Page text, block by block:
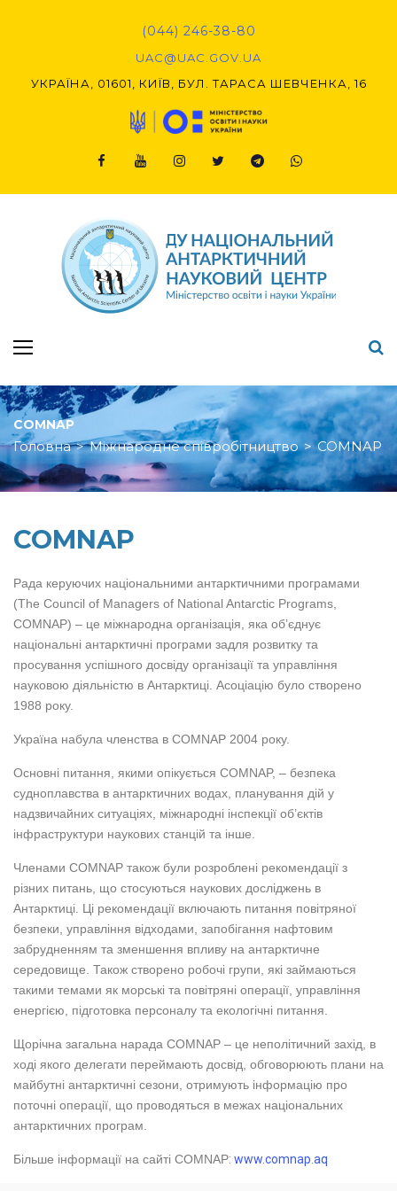
(044) 246-38-80
UAC@UAC.GOV.UA​​
УКРАЇНА, 01601, КИЇВ, БУЛ. ТАРАСА ШЕВЧЕНКА, 16
COMNAP
Головна > Міжнародне співробітництво > COMNAP
COMNAP
Рада керуючих національними антарктичними програмами
(The Council of Managers of National Antarctic Programs,
COMNAP) – це міжнародна організація, яка об’єднує
національні антарктичні програми задля розвитку та
просування успішного досвіду організації та управління
науковою діяльністю в Антарктиці. Асоціацію було створено
1988 року.
Україна набула членства в COMNAP 2004 року.
Основні питання, якими опікується COMNAP, – безпека
судноплавства в антарктичних водах, планування дій у
надзвичайних ситуаціях, міжнародні інспекції об’єктів
інфраструктури наукових станцій та інше.
Членами COMNAP також були розроблені рекомендації з
різних питань, що стосуються наукових досліджень в
Антарктиці. Ці рекомендації включають питання повітряної
безпеки, управління відходами, запобігання нафтовим
забрудненням та зменшення впливу на антарктичне
середовище. Також створено робочі групи, які займаються
такими темами як морські та повітряні операції, управління
енергією, підготовка персоналу та екологічні питання.
Щорічна загальна нарада COMNAP – це неполітичний захід, в
ході якого делегати переймають досвід, обговорюють плани на
майбутні антарктичні сезони, отримують інформацію про
поточні операції, що проводяться в межах національних
антарктичних програм.
Більше інформації на сайті COMNAP: www.comnap.aq